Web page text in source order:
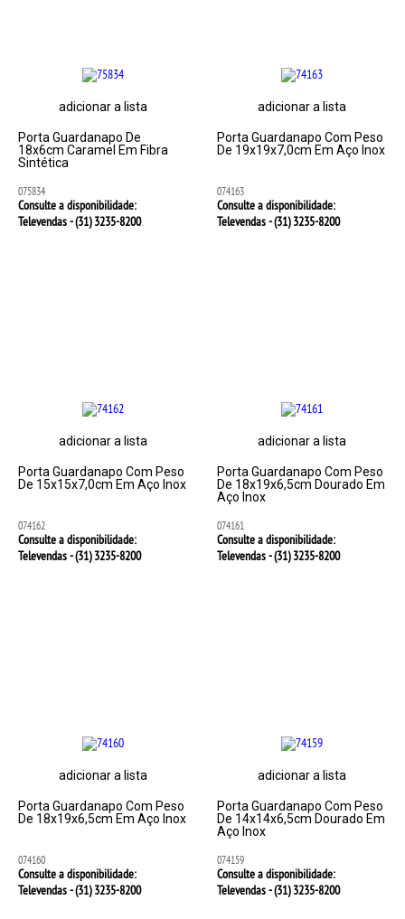
adicionar a lista
Porta Guardanapo De
18x6cm Caramel Em Fibra
Sintética
075834
Consulte a disponibilidade:
Televendas - (31)3235-8200
adicionar a lista
Porta Guardanapo Com Peso
De 19x19x7,0cm Em Aço Inox
074163
Consulte a disponibilidade:
Televendas - (31)3235-8200
adicionar a lista
Porta Guardanapo Com Peso
De 15x15x7,0cm Em Aço Inox
074162
Consulte a disponibilidade:
Televendas - (31)3235-8200
adicionar a lista
Porta Guardanapo Com Peso
De 18x19x6,5cm Dourado Em
Aço Inox
074161
Consulte a disponibilidade:
Televendas - (31)3235-8200
adicionar a lista
Porta Guardanapo Com Peso
De 18x19x6,5cm Em Aço Inox
074160
Consulte a disponibilidade:
Televendas - (31)3235-8200
adicionar a lista
Porta Guardanapo Com Peso
De 14x14x6,5cm Dourado Em
Aço Inox
074159
Consulte a disponibilidade:
Televendas - (31)3235-8200